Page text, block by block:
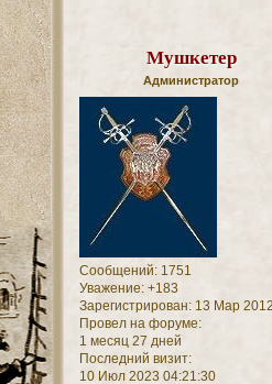
Мушкетер
Администратор
Сообщений:1751
Уважение: +183
Зарегистрирован: 13 Мар 2012
Провел на форуме:
1 месяц 27 дней
Последний визит:
10 Июл 2023 04:21:30